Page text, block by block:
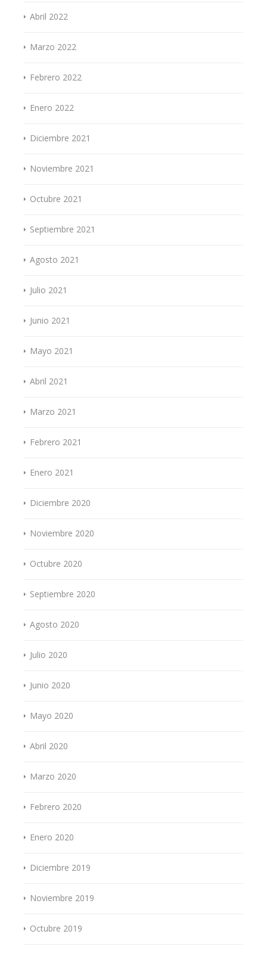
Abril 2022
Marzo 2022
Febrero 2022
Enero 2022
Diciembre 2021
Noviembre 2021
Octubre 2021
Septiembre 2021
Agosto 2021
Julio 2021
Junio 2021
Mayo 2021
Abril 2021
Marzo 2021
Febrero 2021
Enero 2021
Diciembre 2020
Noviembre 2020
Octubre 2020
Septiembre 2020
Agosto 2020
Julio 2020
Junio 2020
Mayo 2020
Abril 2020
Marzo 2020
Febrero 2020
Enero 2020
Diciembre 2019
Noviembre 2019
Octubre 2019